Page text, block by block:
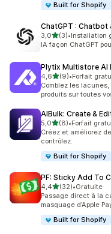
Built for Shopify
ChatGPT : Chatbot
3,0étoile(s) sur 5
(3)
3 avis au total
•Installation
IA façon ChatGPT
Plytix Multistore AI
4,6étoile(s) sur 5
(9)
9 avis au total
•Forfait
Comblez les
produits sur toutes
AIBulk: Create &
5,0étoile(s) sur 5
(8)
8 avis au total
•Forfait
Créez et améliorez
contrôlez.
Built for Shopify
PF: Sticky Add To
4,4étoile(s) sur 5
(32)
32 avis au total
•Gratuite
Passage direct à la
masquage d’Apple
Built for Shopify